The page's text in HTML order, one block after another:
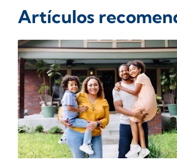
Artículos